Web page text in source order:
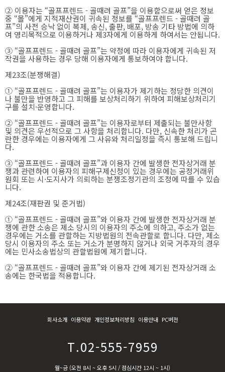
② 이용자는 “골프프렌드 - 골때려 골프”을 이용함으로써 얻은 정보
중 “몰”에게 지적재산권이 귀속된 정보를 “골프프렌드 - 골때려 골
프”의 사전 승낙 없이 복제, 송신, 출판, 배포, 방송 기타 방법에 의하
여 영리목적으로 이용하거나 제3자에게 이용하게 하여서는 안됩니다.
③ “골프프렌드 - 골때려 골프”는 약정에 따라 이용자에게 귀속된 저
작권을 사용하는 경우 당해 이용자에게 통보하여야 합니다.
제23조(분쟁해결)
① “골프프렌드 - 골때려 골프”는 이용자가 제기하는 정당한 의견이
나 불만을 반영하고 그 피해를 보상처리하기 위하여 피해보상처리기
구를 설치·운영합니다.
② “골프프렌드 - 골때려 골프”는 이용자로부터 제출되는 불만사항
및 의견은 우선적으로 그 사항을 처리합니다. 다만, 신속한 처리가 곤
란한 경우에는 이용자에게 그 사유와 처리일정을 즉시 통보해 드립니
다.
③ “골프프렌드 - 골때려 골프”과 이용자 간에 발생한 전자상거래 분
쟁과 관련하여 이용자의 피해구제신청이 있는 경우에는 공정거래위
원회 또는 시·도지사가 의뢰하는 분쟁조정기관의 조정에 따를 수 있습
니다.
제24조(재판권 및 준거법)
① “골프프렌드 - 골때려 골프”와 이용자 간에 발생한 전자상거래 분
쟁에 관한 소송은 제소 당시의 이용자의 주소에 의하고, 주소가 없는
경우에는 거소를 관할하는 지방법원의 전속관할로 합니다. 다만, 제소
당시 이용자의 주소 또는 거소가 분명하지 않거나 외국 거주자의 경우
에는 민사소송법상의 관할법원에 제기합니다.
② “골프프렌드 - 골때려 골프”와 이용자 간에 제기된 전자상거래 소
송에는 한국법을 적용합니다.
회사소개 이용약관 개인정보처리방침 이용안내 PC버전
T.02-555-7959
월~금 (오전 8시 ~ 오후 5시 / 점심시간 12시 ~ 1시)